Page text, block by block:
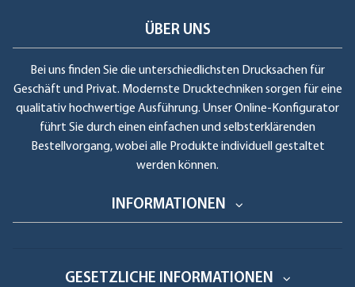
ÜBER UNS
Bei uns finden Sie die unterschiedlichsten Drucksachen für
Geschäft und Privat. Modernste Drucktechniken sorgen für eine
qualitativ hochwertige Ausführung. Unser Online-Konfigurator
führt Sie durch einen einfachen und selbsterklärenden
Bestellvorgang, wobei alle Produkte individuell gestaltet
werden können.
INFORMATIONEN
GESETZLICHE INFORMATIONEN